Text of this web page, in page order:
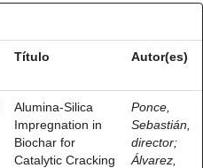
Título Autor(es)
Alumina-Silica
Impregnation in
Biochar for
Catalytic Cracking
Ponce,
Sebastián,
director;
Álvarez,